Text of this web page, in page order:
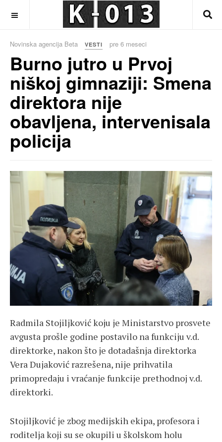
Novinska agencija Beta VESTI pre 6 meseci
Burno jutro u Prvoj
niškoj gimnaziji: Smena
direktora nije
obavljena, intervenisala
policija
Radmila Stojiljković koju je Ministarstvo prosvete
avgusta prošle godine postavilo na funkciju v.d.
direktorke, nakon što je dotadašnja direktorka
Vera Dujaković razrešena, nije prihvatila
primopredaju i vraćanje funkcije prethodnoj v.d.
direktorki.
Stojiljković je zbog medijskih ekipa, profesora i
roditelja koji su se okupili u školskom holu